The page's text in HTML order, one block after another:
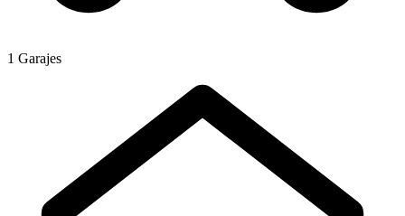
1 Garajes